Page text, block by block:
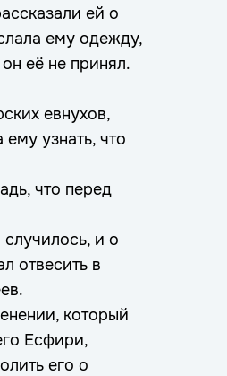
ей о
ему одежду,
её не принял.
евнухов,
узнать, что
что перед
и о
отвесить в
который
Есфири,
его о